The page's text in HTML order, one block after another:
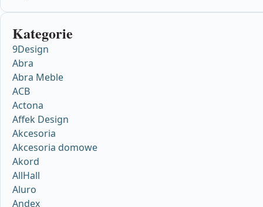
Kategorie
9Design
Abra
Abra Meble
ACB
Actona
Affek Design
Akcesoria
Akcesoria domowe
Akord
AllHall
Aluro
Andex